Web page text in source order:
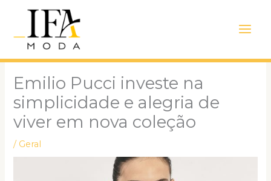
conteúdo
Menu
Emilio Pucci investe na
simplicidade e alegria de
viver em nova coleção
/ Geral